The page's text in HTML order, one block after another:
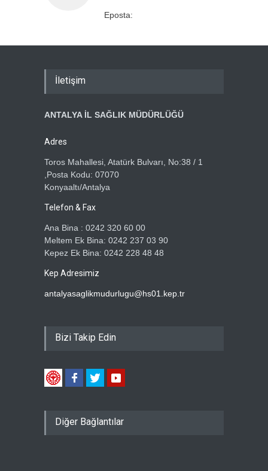
Eposta:
İletişim
ANTALYA İL SAĞLIK MÜDÜRLÜĞÜ
Adres
Toros Mahallesi, Atatürk Bulvarı, No:38 / 1
,Posta Kodu: 07070
Konyaaltı/Antalya
Telefon & Fax
Ana Bina : 0242 320 60 00
Meltem Ek Bina: 0242 237 03 90
Kepez Ek Bina: 0242 228 48 48
Kep Adresimiz
antalyasaglikmudurlugu@hs01.kep.tr
Bizi Takip Edin
Diğer Bağlantılar